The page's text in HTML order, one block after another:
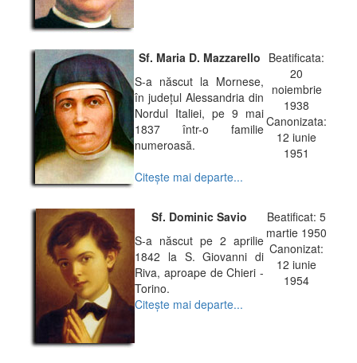
Sf. Maria D. Mazzarello
S-a născut la Mornese,
în judeţul Alessandria din
Nordul Italiei, pe 9 mai
1837 într-o familie
numeroasă.
Citeşte mai departe...
Beatificata:
20
noiembrie
1938
Canonizata:
12 iunie
1951
Sf. Dominic Savio
S-a născut pe 2 aprilie
1842 la S. Giovanni di
Riva, aproape de Chieri -
Torino.
Citeşte mai departe...
Beatificat: 5
martie 1950
Canonizat:
12 iunie
1954